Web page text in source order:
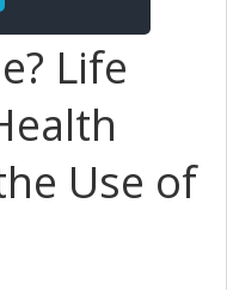
Life
Use of